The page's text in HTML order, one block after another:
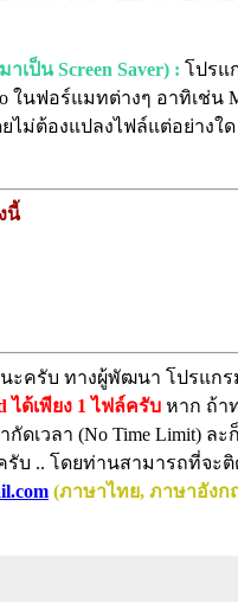
เป็น Screen Saver) : โปรแ
ในฟอร์แมทต่างๆ อาทิเช่น
ยไม่ต้องแปลงไฟล์แต่อย่าง
นี้
นะครับ ทางผู้พัฒนา โปรแกรม
ได้เพียง 1 ไฟล์ครับ หาก ถ้า
ดเวลา (No Time Limit) ล
รับ .. โดยท่านสามารถที่จะ
(ภาษาไทย, ภาษาอังก